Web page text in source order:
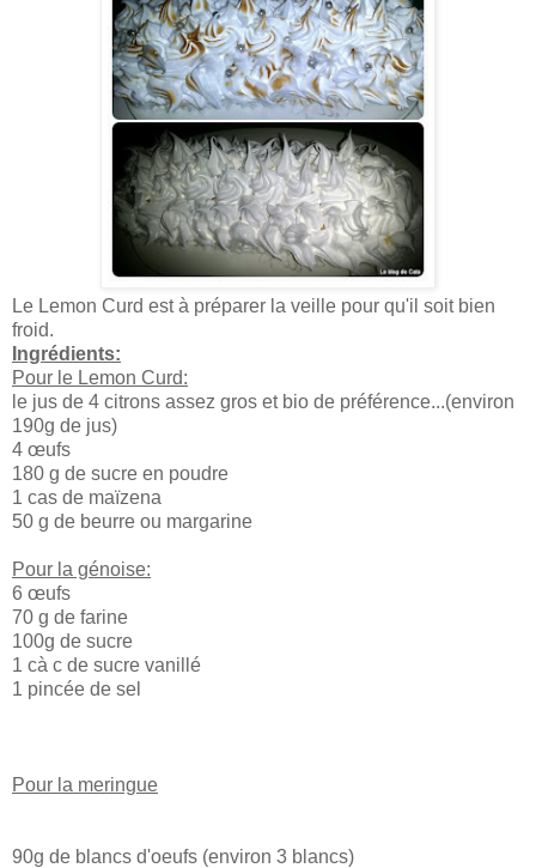
Le Lemon Curd est à préparer la veille pour qu'il soit bien
froid.
Ingrédients:
Pour le Lemon Curd:
le jus de 4 citrons assez gros et bio de préférence...(environ
190g de jus)
4 œufs
180 g de sucre en poudre
1 cas de maïzena
50 g de beurre ou margarine
Pour la génoise:
6 œufs
70 g de farine
100g de sucre
1 cà c de sucre vanillé
1 pincée de sel
Pour la meringue
90g de blancs d'oeufs (environ 3 blancs)